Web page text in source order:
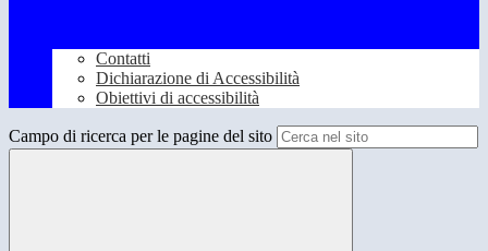
Contatti
Dichiarazione di Accessibilità
Obiettivi di accessibilità
Campo di ricerca per le pagine del sito